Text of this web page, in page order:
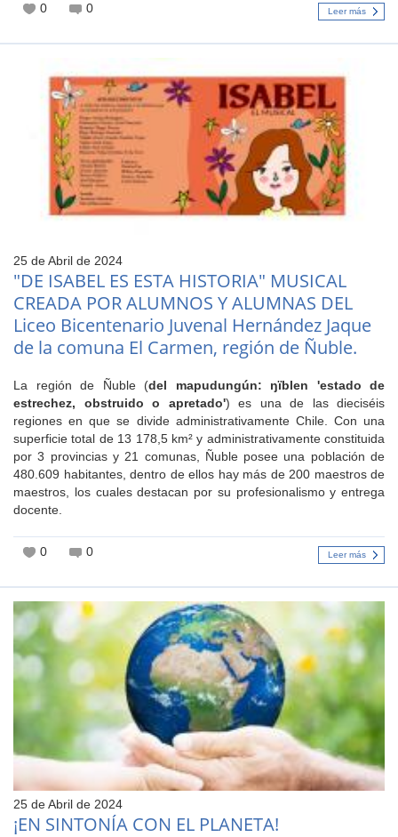
0 0 Leer más
25 de Abril de 2024
"DE ISABEL ES ESTA HISTORIA" MUSICAL
CREADA POR ALUMNOS Y ALUMNAS DEL
Liceo Bicentenario Juvenal Hernández Jaque
de la comuna El Carmen, región de Ñuble.
La región de Ñuble (del mapudungún: ŋïblen 'estado de
estrechez, obstruido o apretado')​ es una de las dieciséis
regiones en que se divide administrativamente Chile. Con una
superficie total de 13 178,5 km² y administrativamente constituida
por 3 provincias y 21 comunas, Ñuble posee una población de
480.609 habitantes, dentro de ellos hay más de 200 maestros de
maestros, los cuales destacan por su profesionalismo y entrega
docente.
0 0 Leer más
25 de Abril de 2024
¡EN SINTONÍA CON EL PLANETA!